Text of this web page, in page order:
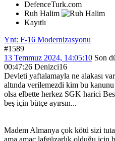
DefenceTurk.com
Ruh Halim
Kayıtlı
Ynt: F-16 Modernizasyonu
#1589
13 Temmuz 2024, 14:05:10 Son
00:47:26 Denizci16
Devleti yaftalamayla ne alakası
altında verilemezdi kim bu
olsa elbette herkez SGK harici
beş için bütçe ayırsın...
Madem Almanya çok kötü sizi
ama amaç lafgüzarlık olduğu için